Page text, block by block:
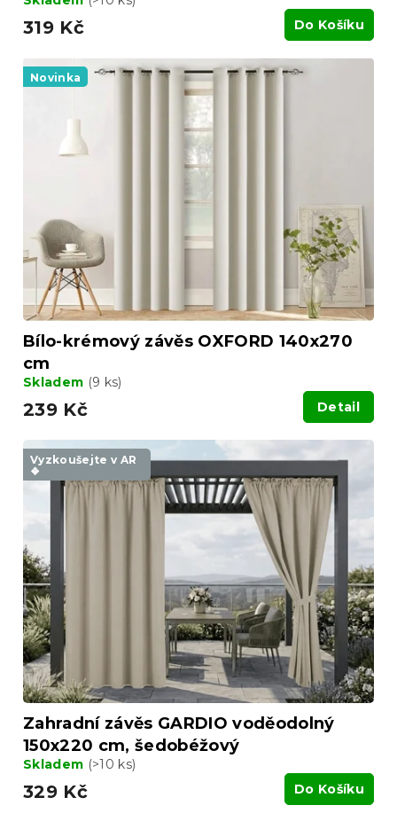
319 Kč Do Košíku
Novinka
Bílo-krémový závěs OXFORD 140x270
cm
Skladem (9 ks)
239 Kč Detail
Vyzkoušejte v AR
❖
Zahradní závěs GARDIO voděodolný
150x220 cm, šedobéžový
Skladem (>10 ks)
329 Kč Do Košíku